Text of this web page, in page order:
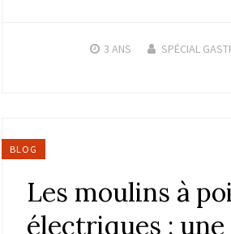
3 ANS SPÉCIAL
BLOG
Les moulins à
électriques : une